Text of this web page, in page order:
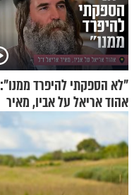
"לא הספקתי להיפרד ממנו":
אהוד אריאל על אביו, מאיר
אריאל ז"ל